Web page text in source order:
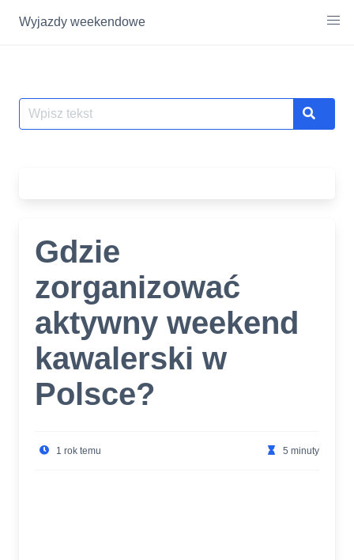
Wyjazdy weekendowe
Szukaj
Search
Gdzie
zorganizować
aktywny weekend
kawalerski w
Polsce?
1 rok temu 5 minuty